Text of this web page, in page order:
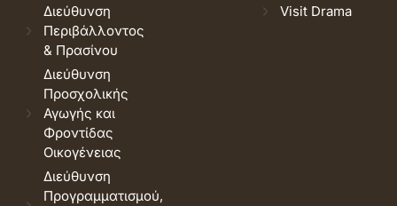
Διεύθυνση
Περιβάλλοντος
& Πρασίνου
Διεύθυνση
Προσχολικής
Αγωγής και
Φροντίδας
Οικογένειας
Διεύθυνση
Προγραμματισμού,
Visit Drama